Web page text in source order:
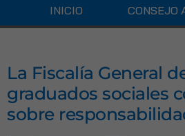
INICIO CONSEJO
La Fiscalía General
graduados sociales
sobre